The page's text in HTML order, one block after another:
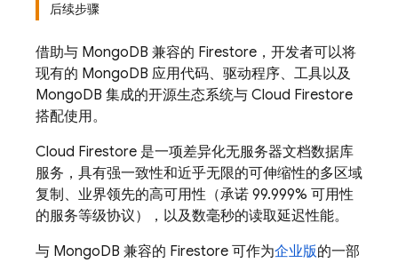
后续步骤
借助与 MongoDB 兼容的 Firestore，开发者可以将
现有的 MongoDB 应用代码、驱动程序、工具以及
MongoDB 集成的开源生态系统与 Cloud Firestore
搭配使用。
Cloud Firestore 是一项差异化无服务器文档数据库
服务，具有强一致性和近乎无限的可伸缩性的多区域
复制、业界领先的高可用性（承诺 99.999% 可用性
的服务等级协议），以及数毫秒的读取延迟性能。
与 MongoDB 兼容的 Firestore 可作为企业版的一部